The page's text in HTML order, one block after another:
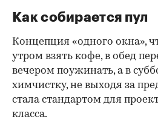
Как собирается пул
Концепция «одного окна»,
утром взять кофе, в обед
вечером поужинать, а в
химчистку, не выходя за
стала стандартом для
класса.